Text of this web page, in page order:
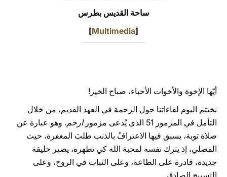
ساحة القديس بطرس
[
Multimedia
]
أيّها الإخوة والأخوات الأحباء، صباح الخير!
نختتم اليوم لقاءاتنا حول الرحمة في العهد القديم، من خلال
التأمل في المزمور 51 الذي يُدعى مزمور
ارحم. وهو عبارة عن
صلاة توبة، يسبق فيها الاعترافُ بالذنب طلبَ المغفرة، حيث
المصلي، إذ يترك نفسه لمحبة الله كي تطهره، يصير خليقة
جديدة، قادرة على الطاعة، وعلى الثبات في الروح، وعلى
التسبيح الصادق.